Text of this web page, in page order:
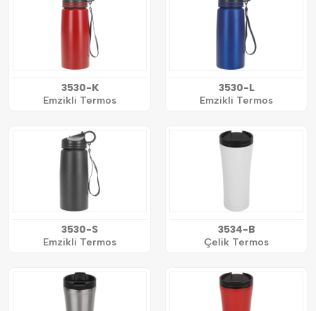
3530-K
Emzikli Termos
3530-L
Emzikli Termos
3530-S
Emzikli Termos
3534-B
Çelik Termos